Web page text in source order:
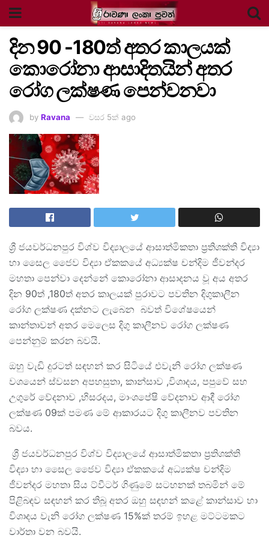
දින 90 -180ත් අතර කාලයක්
කොරෝනා ආසාදිතයින් අතර
රෝග ලක්ෂණ පෙන්වනවා
by Ravana වසර 5ක් ago
ශ්‍රී ජයවර්ධනපුර විශ්ව විද්‍යාලයේ ආසාත්මිකතා ප්‍රතිශක්ති විද්‍යා
හා සෛල ජෛව විද්‍යා ඒකකයේ අධ්‍යක්ෂ චන්දිම ජීවන්දර
මහතා පෙන්වා දෙන්නේ කොරෝනා ආසාදනය වූ අය අතර
දින 90ත් ,180ත් අතර කාලයක් පුරාවට පවතින දිගුකාලීන
රෝග ලක්ෂණ දක්නට ලැබෙන බවත් විශේෂයෙන්
කාන්තාවන් අතර මෙලෙස දිගු කාලීනව රෝග ලක්ෂණ
පෙන්නුම් කරන බවයි.
ඔහු වැඩි දුරටත් සඳහන් කර සිටියේ එවැනි රෝග ලක්ෂණ
වශයෙන් ස්වසන අපහසුතා, කාන්සාව ,විශාදය, පපුවේ සහ
උගුරේ වේදනාව ,හිසරදය, මාංශපේෂි වේදනාව ආදී රෝග
ලක්ෂණ 09ක් පමණ මේ ආකාරයට දිගු කාලීනව පවතින
බවය.
ශ්‍රී ජයවර්ධනපුර විශ්ව විද්‍යාලයේ ආසාත්මිකතා ප්‍රතිශක්ති
විද්‍යා හා සෛල ජෛව විද්‍යා ඒකකයේ අධ්‍යක්ෂ චන්දිම
ජීවන්දර මහතා සිය ට්වීටර් ගිණුමේ සටහනක් තබමින් මේ
පිළිබඳව සඳහන් කර තිබූ අතර ඔහු සඳහන් කළේ කාන්සාව හා
විශාදය වැනි රෝග ලක්ෂණ 15%ක් තරම් ඉහළ මට්ටමකට
වාර්තා වන බවයි.